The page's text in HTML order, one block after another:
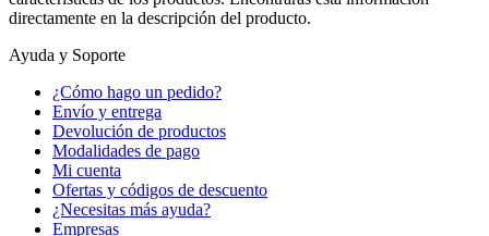
directamente en la descripción del producto.
Ayuda y Soporte
¿Cómo hago un pedido?
Envío y entrega
Devolución de productos
Modalidades de pago
Mi cuenta
Ofertas y códigos de descuento
¿Necesitas más ayuda?
Empresas